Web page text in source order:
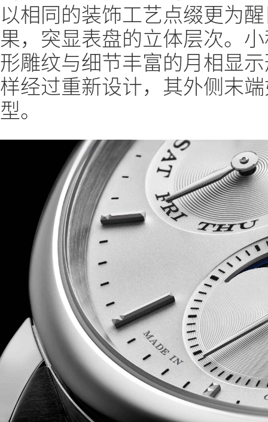
以相同的装饰工艺点缀更为
果，突显表盘的立体层次。
形雕纹与细节丰富的月相显
样经过重新设计，其外侧末
型。